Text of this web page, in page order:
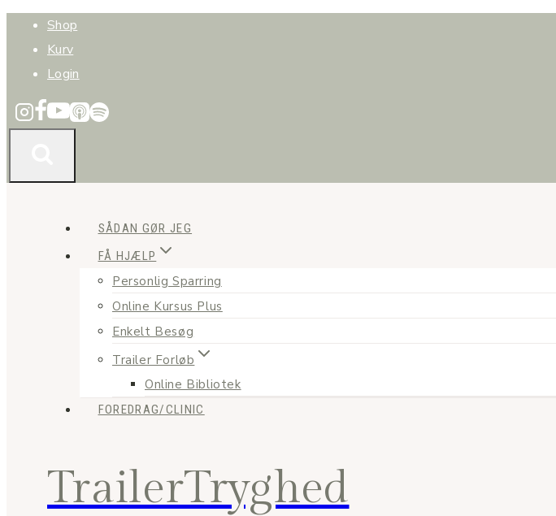
Fortsæt
indhold
Shop
Kurv
Login
SÅDAN GØR JEG
FÅ HJÆLP
Personlig Sparring
Online Kursus Plus
Enkelt Besøg
Trailer Forløb
Online Bibliotek
FOREDRAG/CLINIC
TrailerTryghed